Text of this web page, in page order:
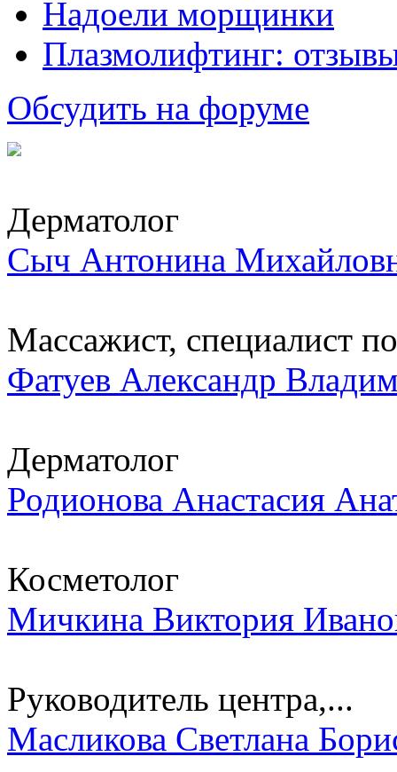
Надоели морщинки
Плазмолифтинг:
Обсудить на форуме
Дерматолог
Сыч Антонина
Массажист, специалист
Фатуев Александр
Дерматолог
Родионова Анастасия
Косметолог
Мичкина Виктория
Руководитель центра,...
Масликова Светлана